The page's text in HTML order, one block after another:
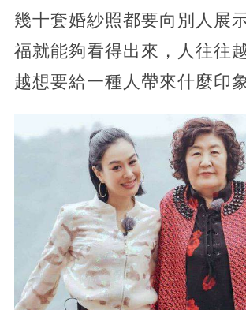
幾十套婚紗照都要向別人展
福就能夠看得出來，人往往
越想要給一種人帶來什麼印象